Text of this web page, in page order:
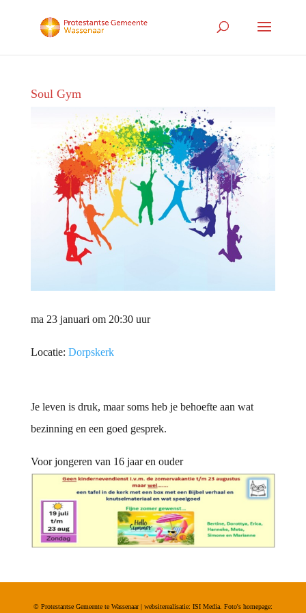
Soul Gym
ma 23 januari om 20:30 uur
Locatie: Dorpskerk
Je leven is druk, maar soms heb je behoefte aan wat
bezinning en een goed gesprek.
Voor jongeren van 16 jaar en ouder
© Protestantse Gemeente te Wassenaar | websiterealisatie: ISI Media. Foto's homepage: